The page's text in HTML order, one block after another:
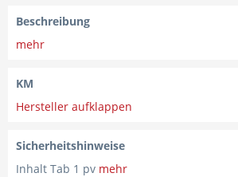
Beschreibung
mehr
KM
Hersteller aufklappen
Sicherheitshinweise
Inhalt Tab 1 pv mehr